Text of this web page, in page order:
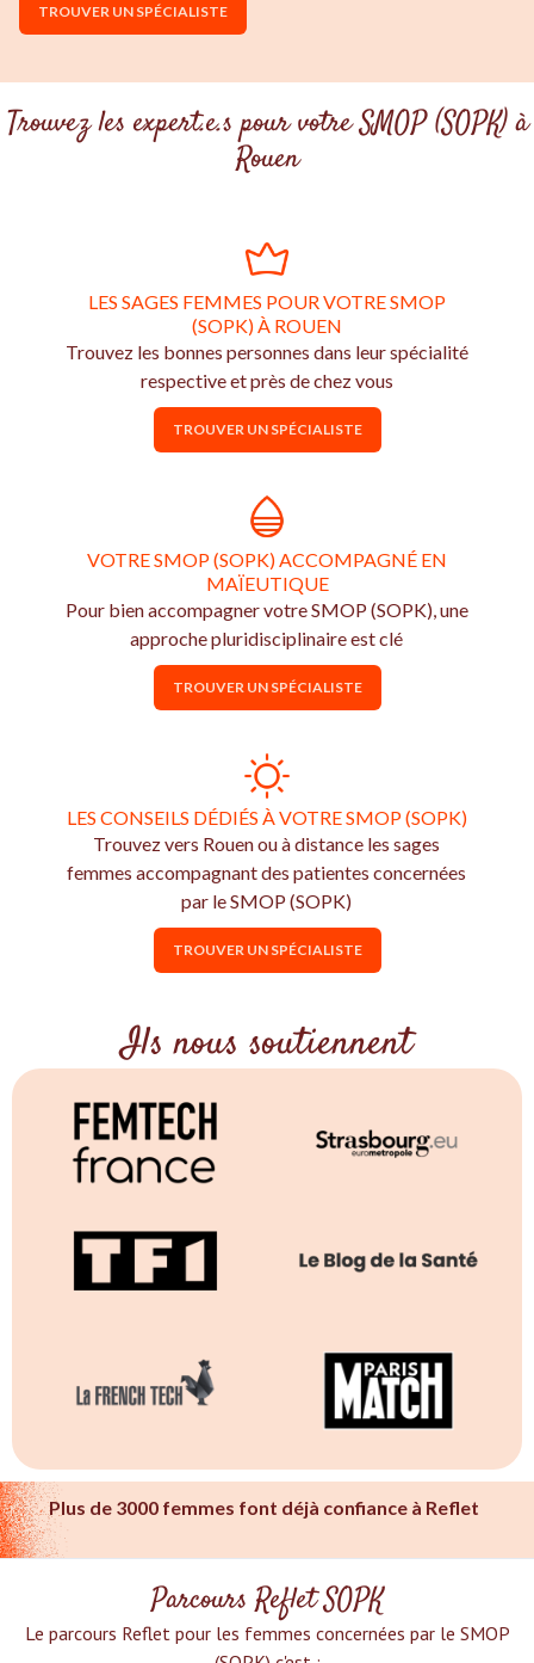
TROUVER UN SPÉCIALISTE
Trouvez les expert.e.s pour votre SMOP (SOPK) à
Rouen
LES SAGES FEMMES POUR VOTRE SMOP
(SOPK) À ROUEN
Trouvez les bonnes personnes dans leur spécialité
respective et près de chez vous
TROUVER UN SPÉCIALISTE
VOTRE SMOP (SOPK) ACCOMPAGNÉ EN
MAÏEUTIQUE
Pour bien accompagner votre SMOP (SOPK), une
approche pluridisciplinaire est clé
TROUVER UN SPÉCIALISTE
LES CONSEILS DÉDIÉS À VOTRE SMOP (SOPK)
Trouvez vers Rouen ou à distance les sages
femmes accompagnant des patientes concernées
par le SMOP (SOPK)
TROUVER UN SPÉCIALISTE
Ils nous soutiennent
Plus de 3000 femmes font déjà confiance à Reflet
Parcours Reflet SOPK
Le parcours Reflet pour les femmes concernées par le SMOP